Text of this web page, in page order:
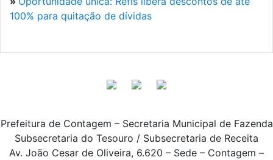
100% para quitação de dívidas
Prefeitura de Contagem – Secretaria Municipal de Fazenda
Subsecretaria do Tesouro / Subsecretaria de Receita
Av. João Cesar de Oliveira, 6.620 – Sede – Contagem –